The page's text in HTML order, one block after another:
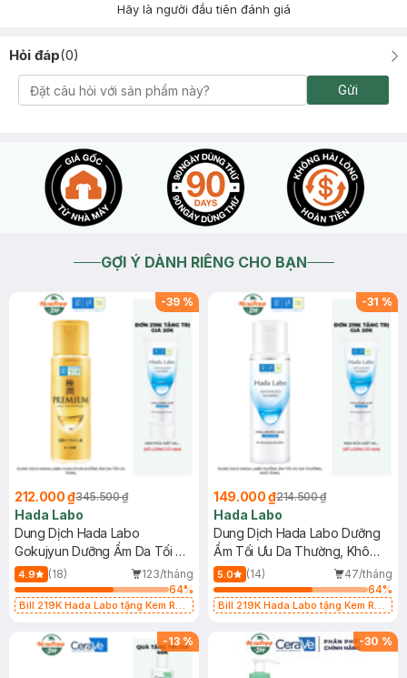
Hãy là người đầu tiên đánh giá
Hỏi đáp(0)
Gửi
GỢI Ý DÀNH RIÊNG CHO BẠN
-39 %
212.000 ₫345.500 ₫
Hada Labo
Dung Dịch Hada Labo
Gokujyun Dưỡng Ẩm Da Tối Ưu
170ml
4.9 (18)
123/tháng
64%
Bill 219K Hada Labo tặng Kem Rửa
-31 %
149.000 ₫214.500 ₫
Hada Labo
Dung Dịch Hada Labo Dưỡng
Ẩm Tối Ưu Da Thường, Khô
170ml
5.0 (14)
47/tháng
64%
Bill 219K Hada Labo tặng Kem Rửa
-13 % -30 %